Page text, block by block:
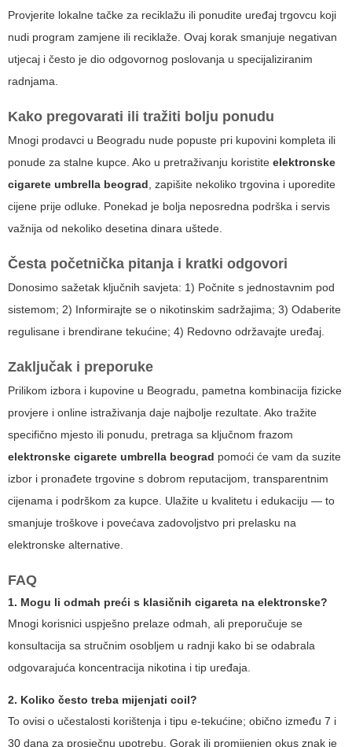
Provjerite lokalne tačke za reciklažu ili ponudite uređaj trgovcu koji
nudi program zamjene ili reciklaže. Ovaj korak smanjuje negativan
utjecaj i često je dio odgovornog poslovanja u specijaliziranim
radnjama.
Kako pregovarati ili tražiti bolju ponudu
Mnogi prodavci u Beogradu nude popuste pri kupovini kompleta ili
ponude za stalne kupce. Ako u pretraživanju koristite elektronske
cigarete umbrella beograd , zapišite nekoliko trgovina i uporedite
cijene prije odluke. Ponekad je bolja neposredna podrška i servis
važnija od nekoliko desetina dinara uštede.
Česta početnička pitanja i kratki odgovori
Donosimo sažetak ključnih savjeta: 1) Počnite s jednostavnim pod
sistemom; 2) Informirajte se o nikotinskim sadržajima; 3) Odaberite
regulisane i brendirane tekućine; 4) Redovno održavajte uređaj.
Zaključak i preporuke
Prilikom izbora i kupovine u Beogradu, pametna kombinacija fizicke
provjere i online istraživanja daje najbolje rezultate. Ako tražite
specifično mjesto ili ponudu, pretraga sa ključnom frazom
elektronske cigarete umbrella beograd pomoći će vam da suzite
izbor i pronađete trgovine s dobrom reputacijom, transparentnim
cijenama i podrškom za kupce. Ulažite u kvalitetu i edukaciju — to
smanjuje troškove i povećava zadovoljstvo pri prelasku na
elektronske alternative.
FAQ
1. Mogu li odmah preći s klasičnih cigareta na elektronske?
Mnogi korisnici uspješno prelaze odmah, ali preporučuje se
konsultacija sa stručnim osobljem u radnji kako bi se odabrala
odgovarajuća koncentracija nikotina i tip uređaja.
2. Koliko često treba mijenjati coil?
To ovisi o učestalosti korištenja i tipu e-tekućine; obično između 7 i
30 dana za prosječnu upotrebu. Gorak ili promijenjen okus znak je